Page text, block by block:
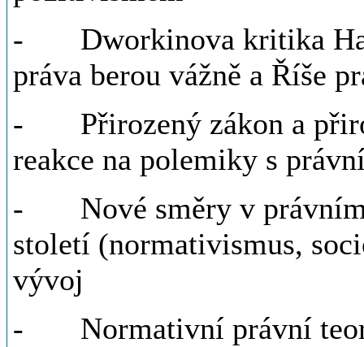
- Dworkinova kritika
práva berou vážně a Říše
- Přirozený zákon a
reakce na polemiky s
- Nové směry v právním
století (normativismus,
vývoj
- Normativní právní